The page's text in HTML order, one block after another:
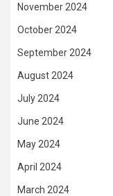
November 2024
October 2024
September 2024
August 2024
July 2024
June 2024
May 2024
April 2024
March 2024